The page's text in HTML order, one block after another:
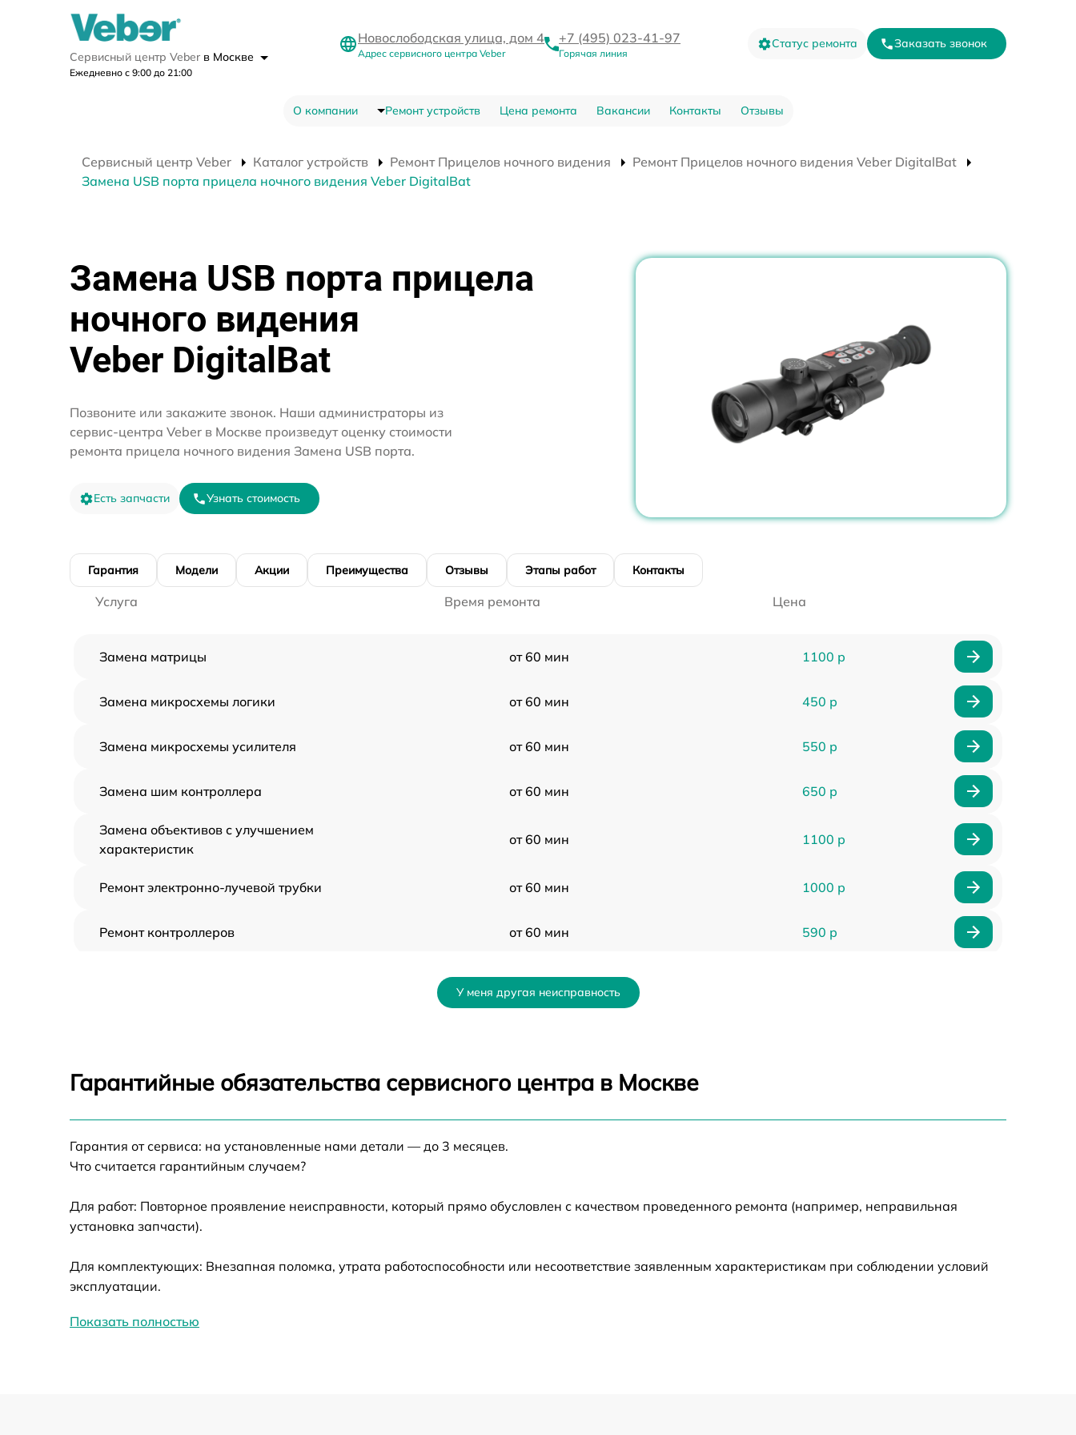
Сервисный центр Veber в Москве
Ежедневно с 9:00 до 21:00
Новослободская улица, дом 4
Адрес сервисного центра Veber
+7 (495) 023-41-97
Горячая линия
Статус ремонта Заказать звонок
О компании Ремонт устройств Цена ремонта Вакансии Контакты Отзывы
Сервисный центр Veber Каталог устройств Ремонт Прицелов ночного видения
Ремонт Прицелов ночного видения Veber DigitalBat
Замена USB порта прицела ночного видения Veber DigitalBat
Замена USB порта прицела
ночного видения
Veber DigitalBat
Позвоните или закажите звонок. Наши администраторы из
сервис-центра Veber в Москве произведут оценку стоимости
ремонта прицела ночного видения Замена USB порта.
Есть запчасти Узнать стоимость
Гарантия Модели Акции Преимущества Отзывы Этапы работ Контакты
Услуга Время ремонта Цена
Замена матрицы от 60 мин 1100 р
Замена микросхемы логики от 60 мин 450 р
Замена микросхемы усилителя от 60 мин 550 р
Замена шим контроллера от 60 мин 650 р
Замена объективов с улучшением
характеристик
от 60 мин 1100 р
Ремонт электронно-лучевой трубки от 60 мин 1000 р
Ремонт контроллеров от 60 мин 590 р
от 60 мин
Калибровка и настройка тепловизора
других устройств
от 60 мин 750 р
Ремонт цепи питания
У меня другая неисправность
Гарантийные обязательства сервисного центра в Москве
Гарантия от сервиса: на установленные нами детали — до 3 месяцев.
Что считается гарантийным случаем?
Для работ: Повторное проявление неисправности, который прямо обусловлен с качеством проведенного ремонта (например, неправильная
установка запчасти).
Для комплектующих: Внезапная поломка, утрата работоспособности или несоответствие заявленным характеристикам при соблюдении условий
эксплуатации.
Показать полностью